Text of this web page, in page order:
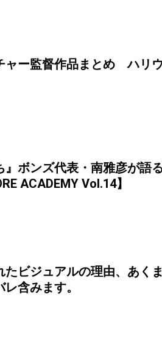
ャー監督作品まとめ ハリ
』ボンズ代表・南雅彦が語
ACADEMY Vol.14】
たビジュアルの理由、あく
含みます。